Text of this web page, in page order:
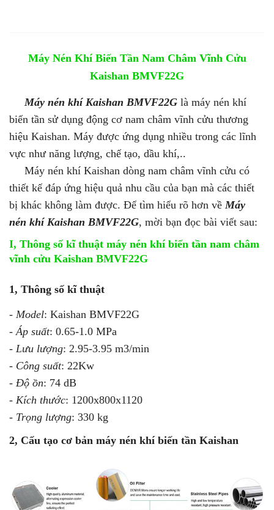
Máy Nén Khí Biến Tần Nam Châm Vĩnh Cửu
Kaishan BMVF22G
Máy nén khí Kaishan BMVF22G là máy nén khí
biến tần sử dụng động cơ nam châm vĩnh cửu thương
hiệu Kaishan. Máy được ứng dụng nhiều trong các lĩnh
vực như năng lượng, chế tạo, dầu khí,..
Máy nén khí Kaishan dòng nam châm vĩnh cửu có
thiết kế đáp ứng hiệu quả nhu cầu của bạn mà các thiết
bị khác không làm được. Để tìm hiểu rõ hơn về Máy
nén khí Kaishan BMVF22G, mời bạn đọc bài viết sau:
I, Thông số kĩ thuật máy nén khí biến tần nam châm
vĩnh cửu Kaishan BMVF22G
1, Thông số kĩ thuật
- Model: Kaishan BMVF22G
-Áp suất: 0.65-1.0 MPa
- Lưu lượng: 2.95-3.95 m3/min
- Công suất: 22Kw
- Độ ồn: 74 dB
- Kích thước: 1200x800x1120
- Trọng lượng: 330 kg
2, Cấu tạo cơ bản máy nén khí biến tần Kaishan